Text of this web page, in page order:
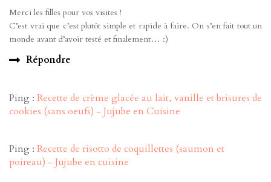
Merci les filles pour vos visites !
C’est vrai que c’est plutôt simple et rapide à faire. On s’en fait tout un
monde avant d’avoir testé et finalement… :)
Répondre
Ping : Recette de crème glacée au lait, vanille et brisures de
cookies (sans oeufs) - Jujube en Cuisine
Ping : Recette de risotto de coquillettes (saumon et
poireau) - Jujube en cuisine